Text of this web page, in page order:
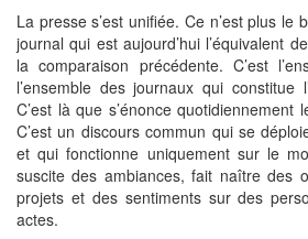
La presse s’est unifiée. Ce n’est plus le
journal qui est aujourd’hui l’équivalent
la comparaison précédente. C’est
l’ensemble des journaux qui constitue
C’est là que s’énonce quotidiennement
C’est un discours commun qui se
et qui fonctionne uniquement sur le
suscite des ambiances, fait naître des
projets et des sentiments sur des
actes.